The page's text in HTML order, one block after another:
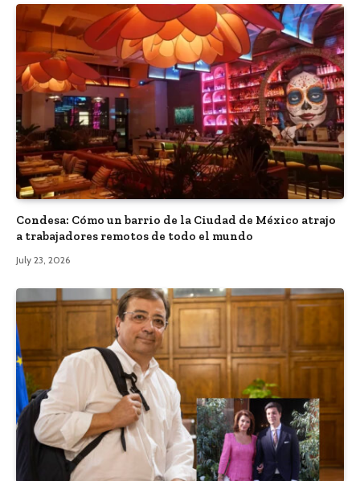
Condesa: Cómo un barrio de la Ciudad de México atrajo
a trabajadores remotos de todo el mundo
July 23, 2026